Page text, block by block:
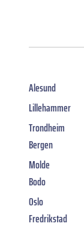
Alesund
Lillehammer
Trondheim
Bergen
Molde
Bodo
Oslo
Fredrikstad